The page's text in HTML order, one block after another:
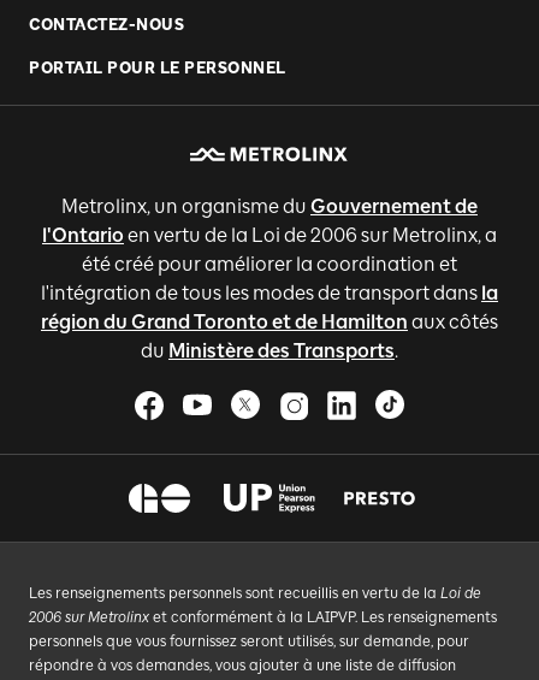
CONTACTEZ-NOUS
PORTAIL POUR LE PERSONNEL
Metrolinx, un organisme du Gouvernement de
l'Ontario en vertu de la Loi de 2006 sur Metrolinx, a
été créé pour améliorer la coordination et
l'intégration de tous les modes de transport dans la
région du Grand Toronto et de Hamilton aux côtés
du Ministère des Transports.
Les renseignements personnels sont recueillis en vertu de la Loi de
2006 sur Metrolinx et conformément à la LAIPVP. Les renseignements
personnels que vous fournissez seront utilisés, sur demande, pour
répondre à vos demandes, vous ajouter à une liste de diffusion